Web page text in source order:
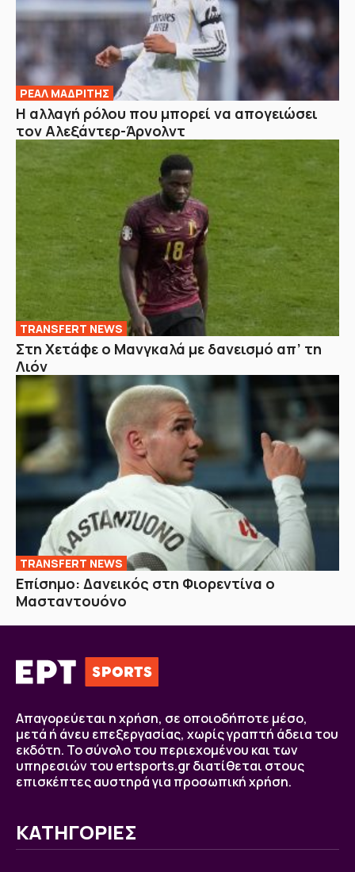
ΡΕΑΛ ΜΑΔΡΙΤΗΣ
Η αλλαγή ρόλου που μπορεί να απογειώσει
τον Αλεξάντερ-Άρνολντ
TRANSFERT NEWS
Στη Χετάφε ο Μανγκαλά με δανεισμό απ’ τη
Λιόν
TRANSFERT NEWS
Επίσημο: Δανεικός στη Φιορεντίνα ο
Μασταντουόνο
Απαγορεύεται η χρήση, σε οποιοδήποτε μέσο,
μετά ή άνευ επεξεργασίας, χωρίς γραπτή άδεια του
εκδότη. Το σύνολο του περιεχομένου και των
υπηρεσιών του ertsports.gr διατίθεται στους
επισκέπτες αυστηρά για προσωπική χρήση.
ΚΑΤΗΓΟΡΙΕΣ